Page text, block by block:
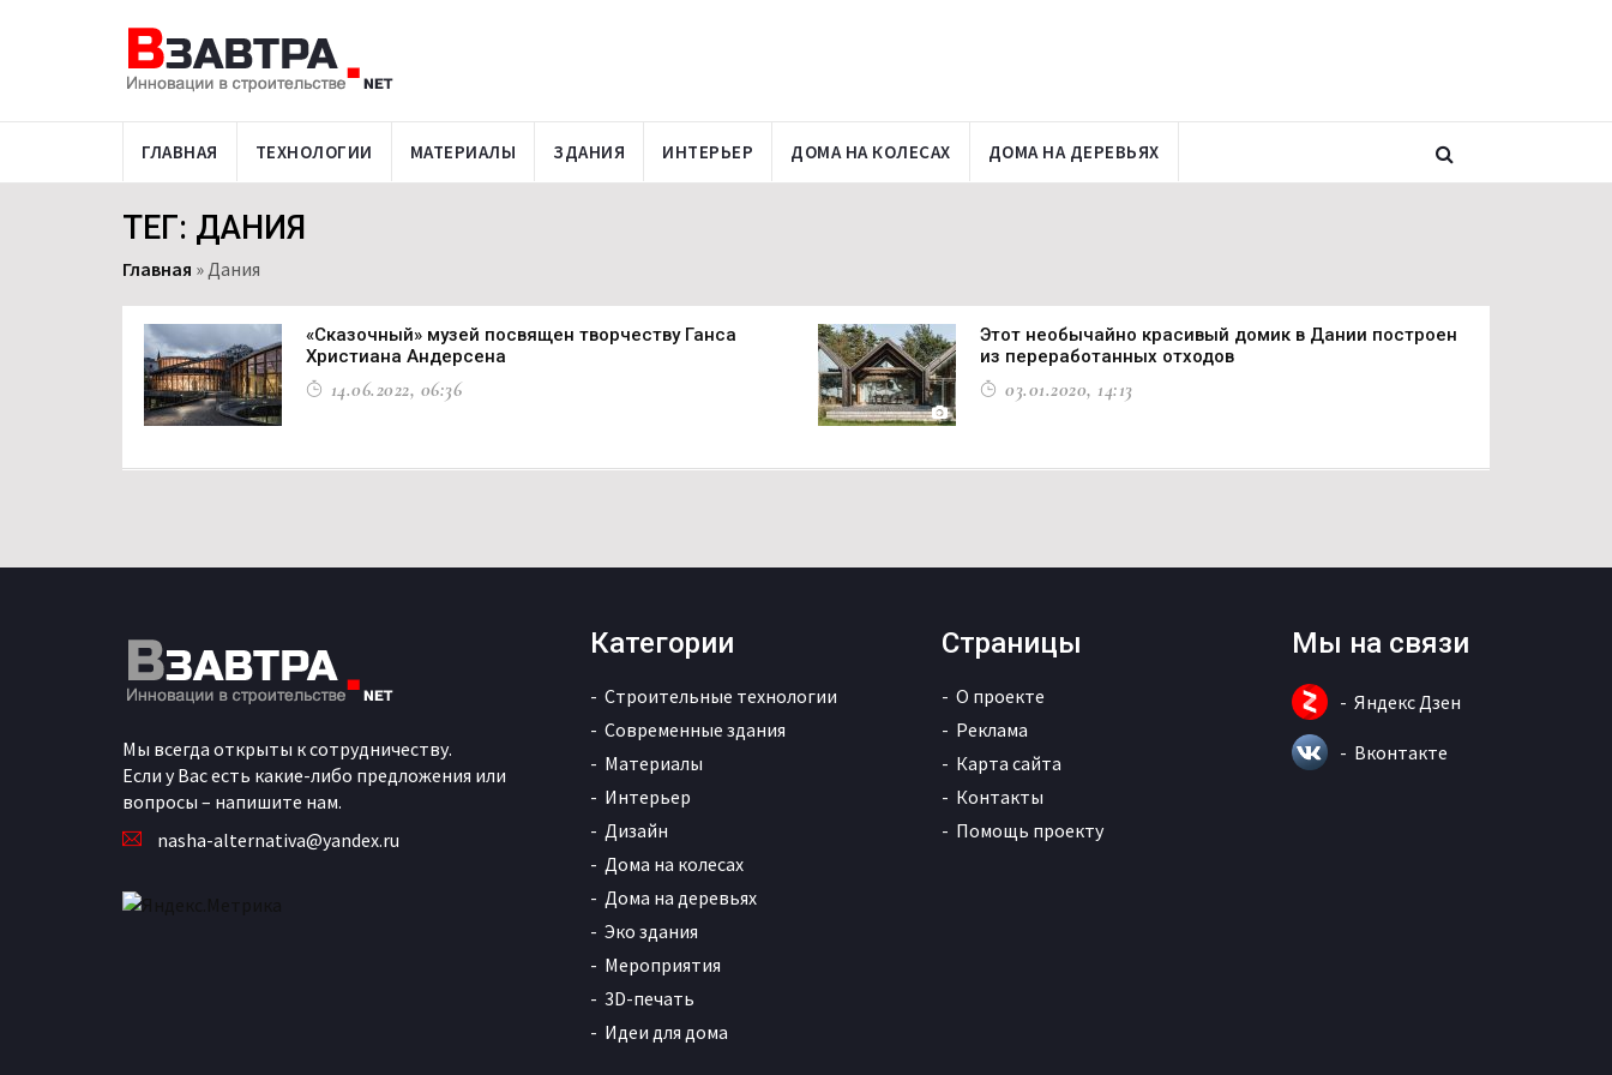
ГЛАВНАЯ ТЕХНОЛОГИИ МАТЕРИАЛЫ ЗДАНИЯ ИНТЕРЬЕР ДОМА НА КОЛЕСАХ ДОМА НА ДЕРЕВЬЯХ
ТЕГ: ДАНИЯ
Главная »Дания
«Сказочный» музей посвящен творчеству Ганса
Христиана Андерсена
14.06.2022, 06:36
Этот необычайно красивый домик в Дании построен
из переработанных отходов
03.01.2020, 14:13
Мы всегда открыты к сотрудничеству.
Если у Вас есть какие-либо предложения или
вопросы – напишите нам.
nasha-alternativa@yandex.ru
Категории
Строительные технологии
Современные здания
Материалы
Интерьер
Дизайн
Дома на колесах
Дома на деревьях
Эко здания
Мероприятия
3D-печать
Идеи для дома
Страницы
О проекте
Реклама
Карта сайта
Контакты
Помощь проекту
Мы на связи
Яндекс Дзен
Вконтакте